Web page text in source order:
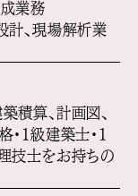
業務
、現場解析業
積算、計画図、
1級建築士・1
技士をお持ちの